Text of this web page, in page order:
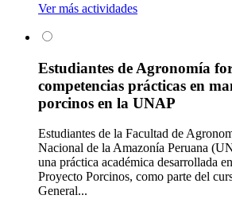
Ver más actividades
Estudiantes de Agronomía
competencias prácticas en
porcinos en la UNAP
Estudiantes de la Facultad de
Nacional de la Amazonía Peruana
una práctica académica desarrollada
Proyecto Porcinos, como parte del
General...